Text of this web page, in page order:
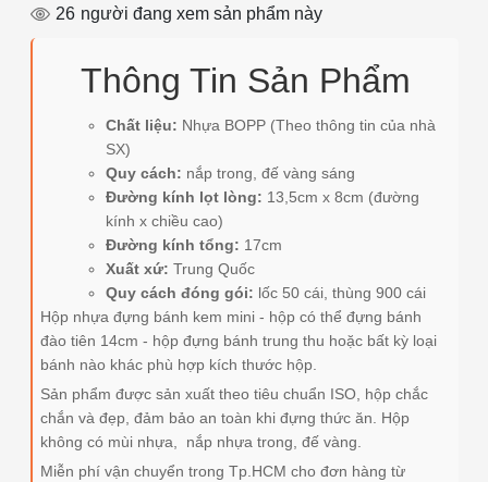
26 người đang xem sản phẩm này
Thông Tin Sản Phẩm
Chất liệu: Nhựa BOPP (Theo thông tin của nhà
SX)
Quy cách: nắp trong, đế vàng sáng
Đường kính lọt lòng: 13,5cm x 8cm (đường
kính x chiều cao)
Đường kính tổng: 17cm
Xuất xứ: Trung Quốc
Quy cách đóng gói: lốc 50 cái, thùng 900 cái
Hộp nhựa đựng bánh kem mini - hộp có thể đựng bánh
đào tiên 14cm - hộp đựng bánh trung thu hoặc bất kỳ loại
bánh nào khác phù hợp kích thước hộp.
Sản phẩm được sản xuất theo tiêu chuẩn ISO, hộp chắc
chắn và đẹp, đảm bảo an toàn khi đựng thức ăn. Hộp
không có mùi nhựa, nắp nhựa trong, đế vàng.
Miễn phí vận chuyển trong Tp.HCM cho đơn hàng từ